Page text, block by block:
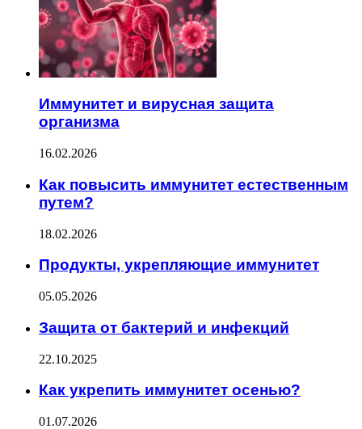
Иммунитет и вирусная защита
организма
16.02.2026
Как повысить иммунитет естественным
путем?
18.02.2026
Продукты, укрепляющие иммунитет
05.05.2026
Защита от бактерий и инфекций
22.10.2025
Как укрепить иммунитет осенью?
01.07.2026